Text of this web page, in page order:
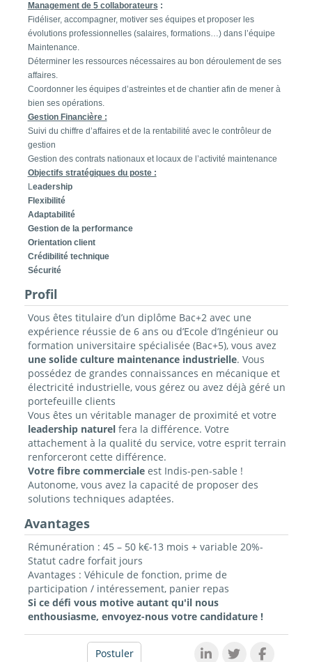
Management de 5 collaborateurs :
Fidéliser, accompagner, motiver ses équipes et proposer les
évolutions professionnelles (salaires, formations…) dans l’équipe
Maintenance.
Déterminer les ressources nécessaires au bon déroulement de ses
affaires.
Coordonner les équipes d’astreintes et de chantier afin de mener à
bien ses opérations.
Gestion Financière :
Suivi du chiffre d’affaires et de la rentabilité avec le contrôleur de
gestion
Gestion des contrats nationaux et locaux de l’activité maintenance
Objectifs stratégiques du poste :
Leadership
Flexibilité
Adaptabilité
Gestion de la performance
Orientation client
Crédibilité technique
Sécurité
Profil
Vous êtes titulaire d’un diplôme Bac+2 avec une
expérience réussie de 6 ans ou d’Ecole d’Ingénieur ou
formation universitaire spécialisée (Bac+5), vous avez
une solide culture maintenance industrielle. Vous
possédez de grandes connaissances en mécanique et
électricité industrielle, vous gérez ou avez déjà géré un
portefeuille clients
Vous êtes un véritable manager de proximité et votre
leadership naturelfera la différence. Votre
attachement à la qualité du service, votre esprit terrain
renforceront cette différence.
Votre fibre commercialeest Indis-pen-sable !
Autonome, vous avez la capacité de proposer des
solutions techniques adaptées.
Avantages
Rémunération : 45 – 50 k€-13 mois + variable 20%-
Statut cadre forfait jours
Avantages : Véhicule de fonction, prime de
participation / intéressement, panier repas
Si ce défi vous motive autant qu'il nous
enthousiasme, envoyez-nous votre candidature !
Postuler